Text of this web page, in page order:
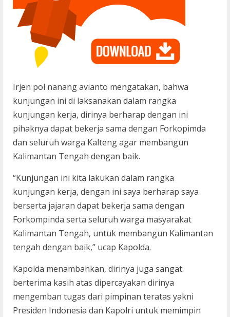
Irjen pol nanang avianto mengatakan, bahwa
kunjungan ini di laksanakan dalam rangka
kunjungan kerja, dirinya berharap dengan ini
pihaknya dapat bekerja sama dengan Forkopimda
dan seluruh warga Kalteng agar membangun
Kalimantan Tengah dengan baik.
“Kunjungan ini kita lakukan dalam rangka
kunjungan kerja, dengan ini saya berharap saya
berserta jajaran dapat bekerja sama dengan
Forkompinda serta seluruh warga masyarakat
Kalimantan Tengah, untuk membangun Kalimantan
tengah dengan baik,” ucap Kapolda.
Kapolda menambahkan, dirinya juga sangat
berterima kasih atas dipercayakan dirinya
mengemban tugas dari pimpinan teratas yakni
Presiden Indonesia dan Kapolri untuk memimpin